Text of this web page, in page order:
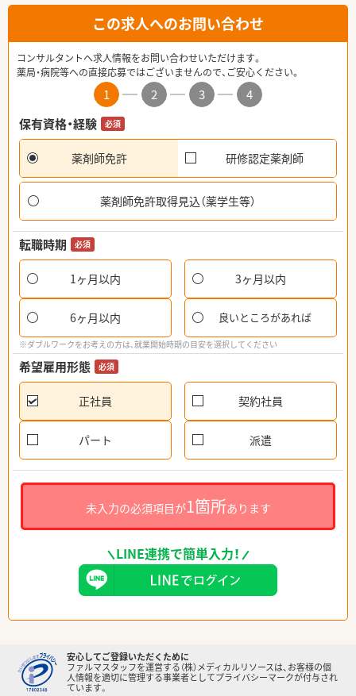
この求人へのお問い合わせ
コンサルタントへ求人情報をお問い合わせいただけます。
薬局・病院等への直接応募ではございませんので、ご安心ください。
1 2 3
4
保有資格・経験
必須
薬剤師免許 研修認定薬剤師
薬剤師免許取得見込（薬学生等）
転職時期 必須
1ヶ月以内 3ヶ月以内
6ヶ月以内 良いところがあれば
※ダブルワークをお考えの方は、就業開始時期の目安を選択してください
希望雇用形態 必須
正社員 契約社員
パート 派遣
未入力の必須項目が1箇所あります
LINE連携で簡単入力！
安心してご登録いただくために
ファルマスタッフを運営する（株）メディカルリソースは、お客様の個
人情報を適切に管理する事業者としてプライバシーマークが付与され
ています。